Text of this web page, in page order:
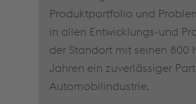
Produktportfolio und
in allen Entwicklungs-und
der Standort mit seinen 800
Jahren ein zuverlässiger
Automobilindustrie.